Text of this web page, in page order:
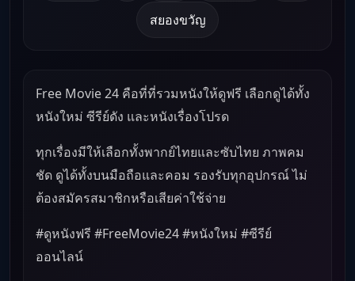
สยองขวัญ
Free Movie 24 คือที่ที่รวมหนังให้ดูฟรี เลือกดูได้ทั้ง
หนังใหม่ ซีรีย์ดัง และหนังเรื่องโปรด
ทุกเรื่องมีให้เลือกทั้งพากย์ไทยและซับไทย ภาพคม
ชัด ดูได้ทั้งบนมือถือและคอม รองรับทุกอุปกรณ์ ไม่
ต้องสมัครสมาชิกหรือเสียค่าใช้จ่าย
#ดูหนังฟรี #FreeMovie24 #หนังใหม่ #ซีรีย์
ออนไลน์